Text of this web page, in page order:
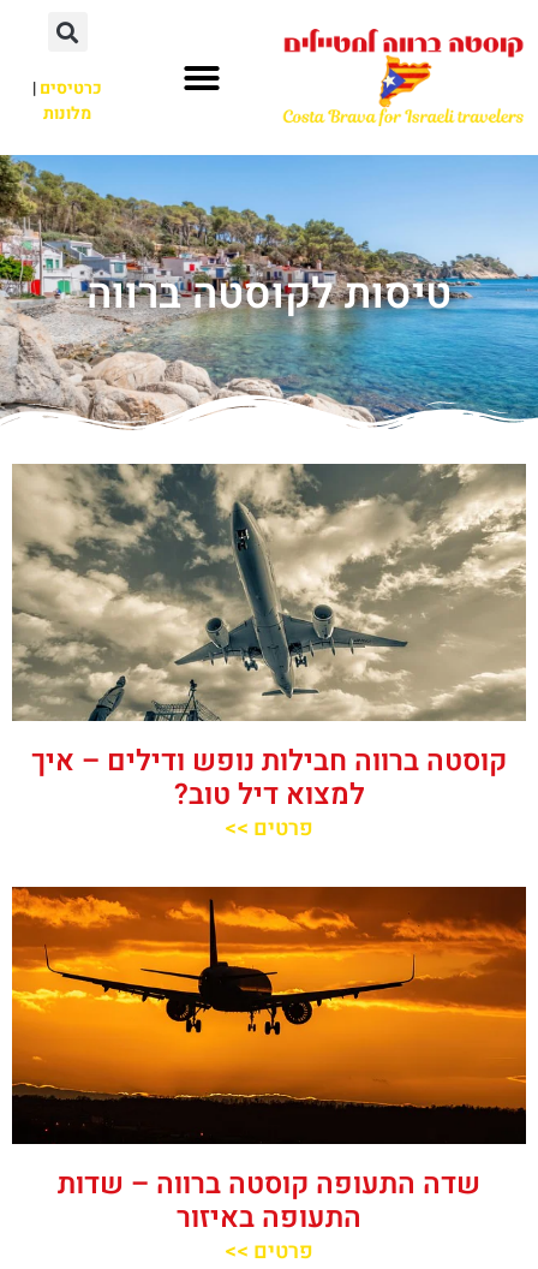
כרטיסים|
מלונות
טיסות לקוסטה ברווה
קוסטה ברווה חבילות נופש ודילים – איך
למצוא דיל טוב?
פרטים >>
שדה התעופה קוסטה ברווה – שדות
התעופה באיזור
פרטים >>